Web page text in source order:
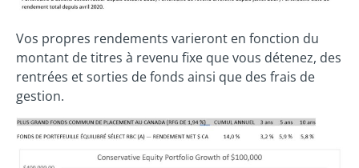
Vos propres rendements varieront en fonction du
montant de titres à revenu fixe que vous détenez, des
rentrées et sorties de fonds ainsi que des frais de
gestion.